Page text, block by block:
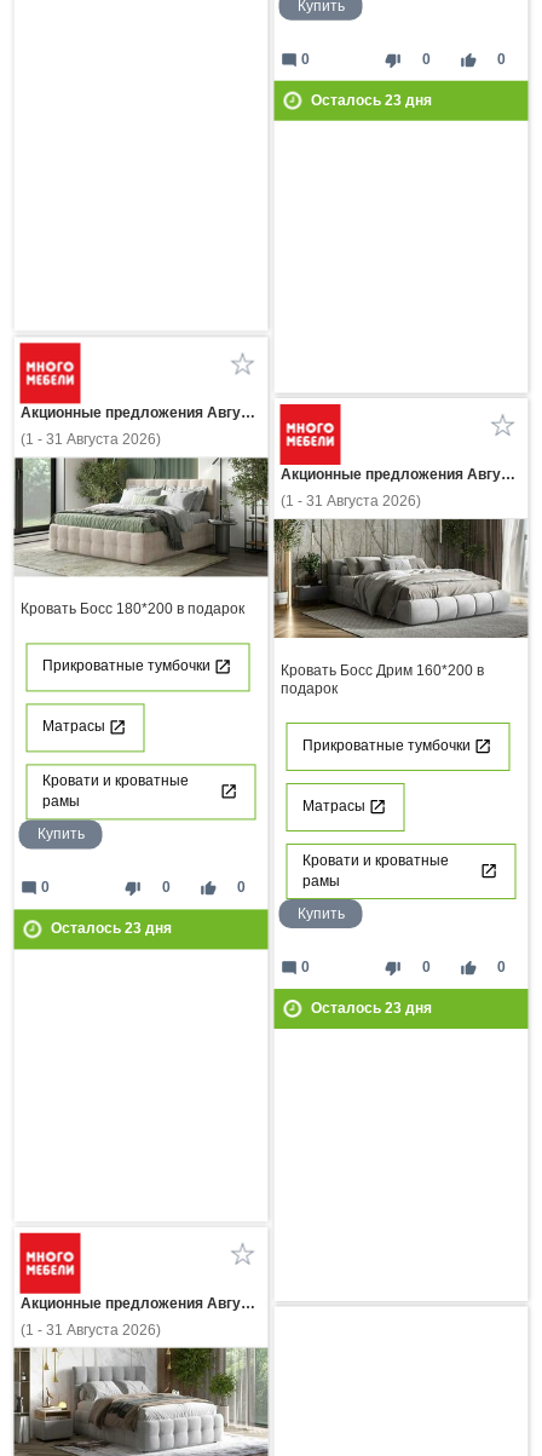
Купить
thumb_down 0 thumb_up 0
mode_comment 0
Осталось 23дня
Акционные предложения Августа
(1 - 31 Августа 2026)
Кровать Босс 180*200 в подарок
Прикроватные тумбочки
Матрасы
Кровати и кроватные
рамы
Купить
thumb_down 0 thumb_up 0
mode_comment 0
Осталось 23дня
Акционные предложения Августа
(1 - 31 Августа 2026)
Кровать Босс Дрим 160*200 в
подарок
Прикроватные тумбочки
Матрасы
Кровати и кроватные
рамы
Купить
thumb_down 0 thumb_up 0
mode_comment 0
Осталось 23дня
Акционные предложения Августа
(1 - 31 Августа 2026)